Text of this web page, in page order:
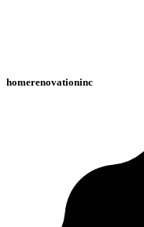
homerenovationinc